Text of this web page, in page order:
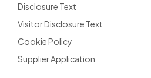
Disclosure Text
Visitor Disclosure Text
Cookie Policy
Supplier Application